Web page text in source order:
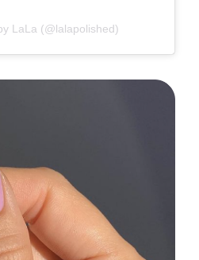
LaLa (@lalapolished)